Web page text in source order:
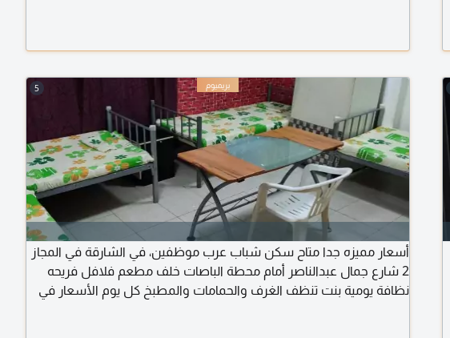
5
أسعار مميزه جدا متاح سكن شباب عرب موظفين، في الشارقة في المجاز
2 شارع جمال عبدالناصر أمام محطة الباصات خلف مطعم فلافل فريحه
نظافة يومية بنت تنظف الغرف والحمامات والمطبخ كل يوم الأسعار في